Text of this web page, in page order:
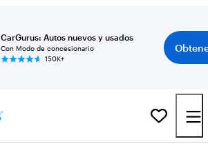
CarGurus: Autos nuevos y usados
Con Modo de concesionario
150K+